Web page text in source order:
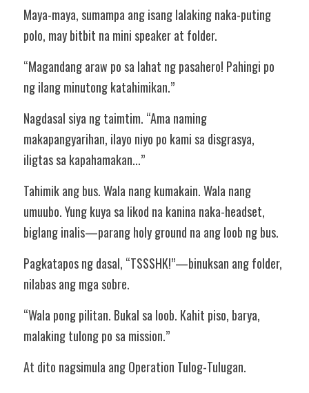
Maya-maya, sumampa ang isang lalaking naka-puting
polo, may bitbit na mini speaker at folder.
“Magandang araw po sa lahat ng pasahero! Pahingi po
ng ilang minutong katahimikan.”
Nagdasal siya ng taimtim. “Ama naming
makapangyarihan, ilayo niyo po kami sa disgrasya,
iligtas sa kapahamakan...”
Tahimik ang bus. Wala nang kumakain. Wala nang
umuubo. Yung kuya sa likod na kanina naka-headset,
biglang inalis—parang holy ground na ang loob ng bus.
Pagkatapos ng dasal, “TSSSHK!”—binuksan ang folder,
nilabas ang mga sobre.
“Wala pong pilitan. Bukal sa loob. Kahit piso, barya,
malaking tulong po sa mission.”
At dito nagsimula ang Operation Tulog-Tulugan.